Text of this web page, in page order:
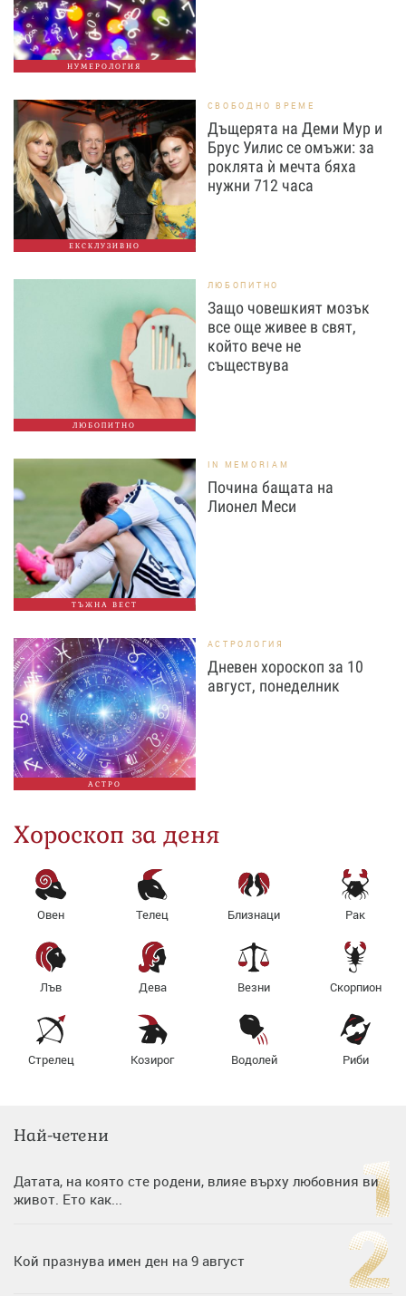
НУМЕРОЛОГИЯ
ЕКСКЛУЗИВНО
СВОБОДНО ВРЕМЕ
Дъщерята на Деми Мур и
Брус Уилис се омъжи: за
роклята ѝ мечта бяха
нужни 712 часа
ЛЮБОПИТНО
ЛЮБОПИТНО
Защо човешкият мозък
все още живее в свят,
който вече не
съществува
ТЪЖНА ВЕСТ
IN MEMORIAM
Почина бащата на
Лионел Меси
АСТРО
АСТРОЛОГИЯ
Дневен хороскоп за 10
август, понеделник
Хороскоп за деня
Овен Телец Близнаци Рак
Лъв Дева Везни Скорпион
Стрелец Козирог Водолей Риби
Най-четени
Датата, на която сте родени, влияе върху любовния ви
живот. Ето как...
Кой празнува имен ден на 9 август